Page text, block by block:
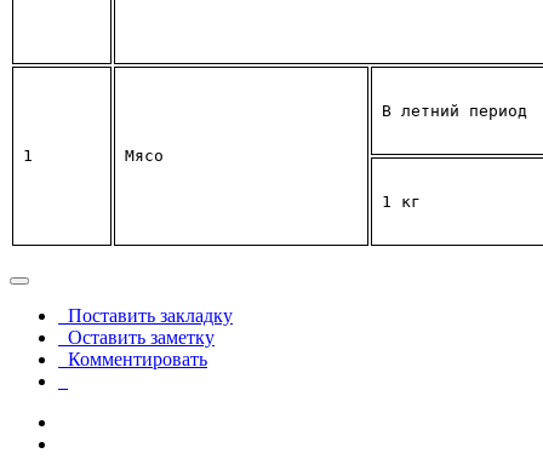
1 Мясо
В летний период
1 кг
Поставить закладку
Оставить заметку
Комментировать